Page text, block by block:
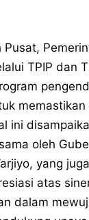
Pusat,
TPIP dan
memastikan
ini
oleh
yang
atas
dalam